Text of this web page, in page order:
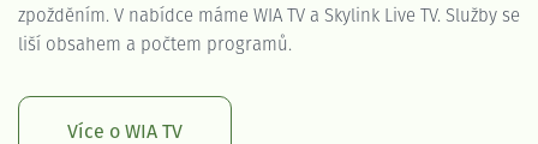
zpožděním. V nabídce máme WIA TV a Skylink Live TV. Služby se
liší obsahem a počtem programů.
Více o WIA TV